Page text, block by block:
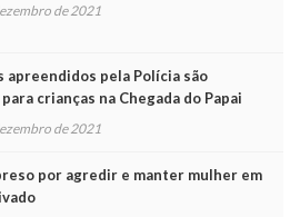
de 2021
apreendidos pela Polícia são
crianças na Chegada do Papai
de 2021
por agredir e manter mulher em